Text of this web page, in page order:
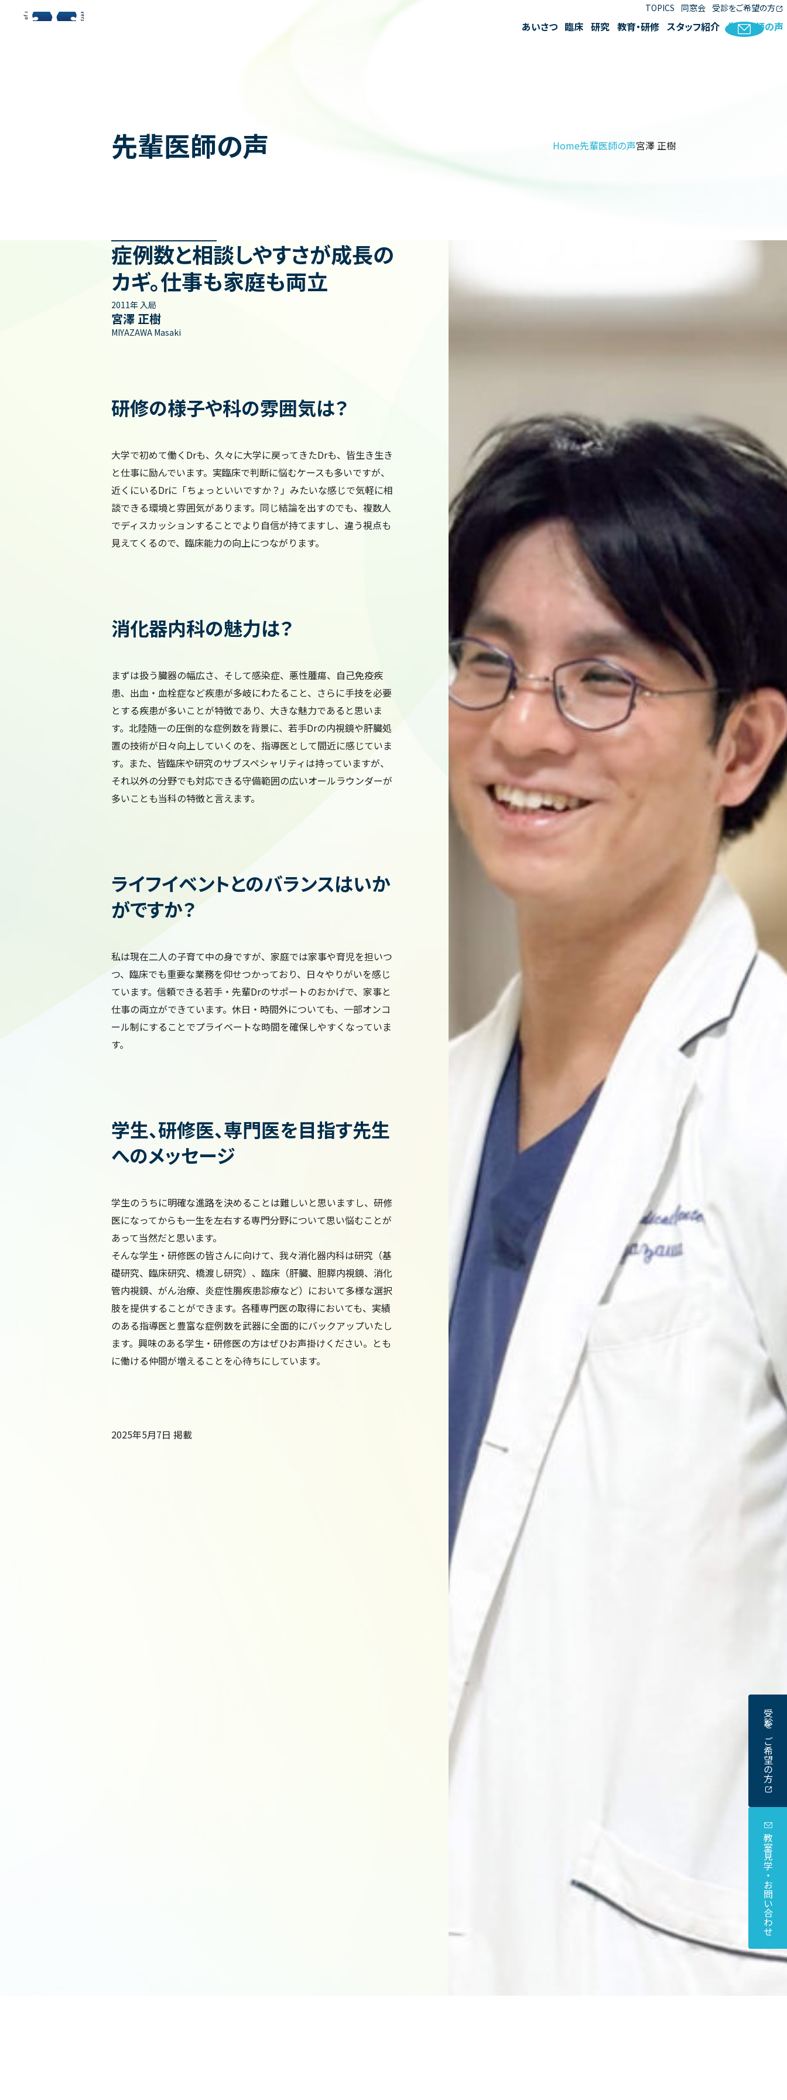
TOPICS 同窓会 受診をご希望の方
あいさつ 臨床 研究 教育・研修 スタッフ紹介 先輩医師の声
先輩医師の声 Home先輩医師の声宮澤 正樹
症例数と相談しやすさが成長の
カギ。仕事も家庭も両立
2011年 入局
宮澤 正樹
MIYAZAWA Masaki
研修の様子や科の雰囲気は？
大学で初めて働くDrも、久々に大学に戻ってきたDrも、皆生き生き
と仕事に励んでいます。実臨床で判断に悩むケースも多いですが、
近くにいるDrに「ちょっといいですか？」みたいな感じで気軽に相
談できる環境と雰囲気があります。同じ結論を出すのでも、複数人
でディスカッションすることでより自信が持てますし、違う視点も
見えてくるので、臨床能力の向上につながります。
消化器内科の魅力は？
まずは扱う臓器の幅広さ、そして感染症、悪性腫瘍、自己免疫疾
患、出血・血栓症など疾患が多岐にわたること、さらに手技を必要
とする疾患が多いことが特徴であり、大きな魅力であると思いま
す。北陸随一の圧倒的な症例数を背景に、若手Drの内視鏡や肝臓処
置の技術が日々向上していくのを、指導医として間近に感じていま
す。また、皆臨床や研究のサブスペシャリティは持っていますが、
それ以外の分野でも対応できる守備範囲の広いオールラウンダーが
多いことも当科の特徴と言えます。
ライフイベントとのバランスはいか
がですか？
私は現在二人の子育て中の身ですが、家庭では家事や育児を担いつ
つ、臨床でも重要な業務を仰せつかっており、日々やりがいを感じ
ています。信頼できる若手・先輩Drのサポートのおかげで、家事と
仕事の両立ができています。休日・時間外についても、一部オンコ
ール制にすることでプライベートな時間を確保しやすくなっていま
す。
学生、研修医、専門医を目指す先生
へのメッセージ
学生のうちに明確な進路を決めることは難しいと思いますし、研修
医になってからも一生を左右する専門分野について思い悩むことが
あって当然だと思います。
そんな学生・研修医の皆さんに向けて、我々消化器内科は研究（基
礎研究、臨床研究、橋渡し研究）、臨床（肝臓、胆膵内視鏡、消化
管内視鏡、がん治療、炎症性腸疾患診療など）において多様な選択
肢を提供することができます。各種専門医の取得においても、実績
のある指導医と豊富な症例数を武器に全面的にバックアップいたし
ます。興味のある学生・研修医の方はぜひお声掛けください。とも
に働ける仲間が増えることを心待ちにしています。
2025年5月7日 掲載
受診をご希望の方
教室見学・お問い合わせ